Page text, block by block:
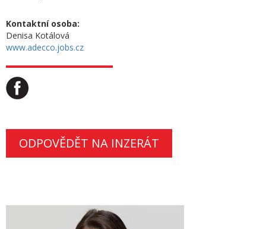
Kontaktní osoba:
Denisa Kotálová
www.adecco.jobs.cz
ODPOVĚDĚT NA INZERÁT